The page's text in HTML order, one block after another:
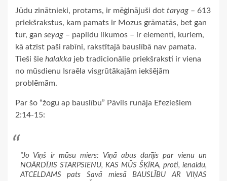
Jūdu zinātnieki, protams, ir mēģinājuši dot taryag – 613
priekšrakstus, kam pamats ir Mozus grāmatās, bet gan
tur, gan seyag – papildu likumos – ir elementi, kuriem,
kā atzīst paši rabīni, rakstītajā bauslībā nav pamata.
Tieši šie halakka jeb tradicionālie priekšraksti ir viena
no mūsdienu Israēla visgrūtākajām iekšējām
problēmām.
Par šo “žogu ap bauslību” Pāvils runāja Efeziešiem
2:14-15:
“Jo Viņš ir mūsu miers: Viņā abus darījis par vienu un
NOĀRDĪJIS STARPSIENU, KAS MŪS ŠĶĪRA, proti, ienaidu,
ATCELDAMS pats Savā miesā BAUSLĪBU AR VIŅAS